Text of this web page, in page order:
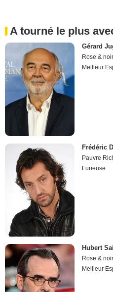
A tourné le plus
Gérard
Rose & noir
Meilleur
Frédéric
Pauvre
Furieuse
Hubert
Rose & noir
Meilleur